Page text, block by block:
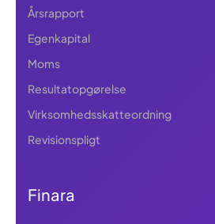
Årsrapport
Egenkapital
Moms
Resultatopgørelse
Virksomhedsskatteordning
Revisionspligt
Finara